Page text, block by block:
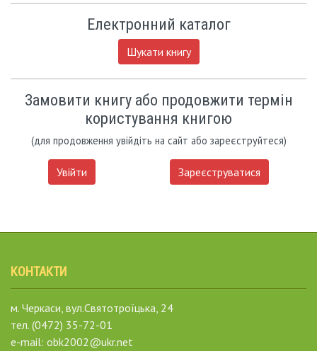
Електронний каталог
Шукати книгу
Замовити книгу або продовжити термін
користування книгою
(для продовження увійдіть на сайт або зареєструйтеся)
Увійти Зареєструватися
КОНТАКТИ
м. Черкаси, вул.Святотроїцька, 24
тел. (0472) 35-72-01
e-mail: obk2002@ukr.net